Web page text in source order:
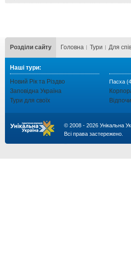
Розділи сайту Головна Тури Для
Наші тури:
Новий Рік та Різдво
Заповідна Україна
Тури для своїх
Пасха
© 2008 - 2026 Унікальна
Всі права застережено.